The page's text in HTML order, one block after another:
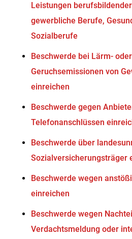
Leistungen
gewerbliche Berufe,
Sozialberufe
Beschwerde bei Lärm- oder
Geruchsemissionen von
einreichen
Beschwerde gegen
Telefonanschlüssen
Beschwerde über
Sozialversicherungsträger
Beschwerde wegen
einreichen
Beschwerde wegen
Verdachtsmeldung oder